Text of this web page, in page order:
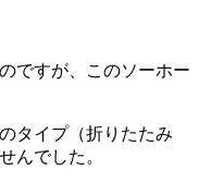
ですが、このソーホー
タイプ（折りたたみ
んでした。